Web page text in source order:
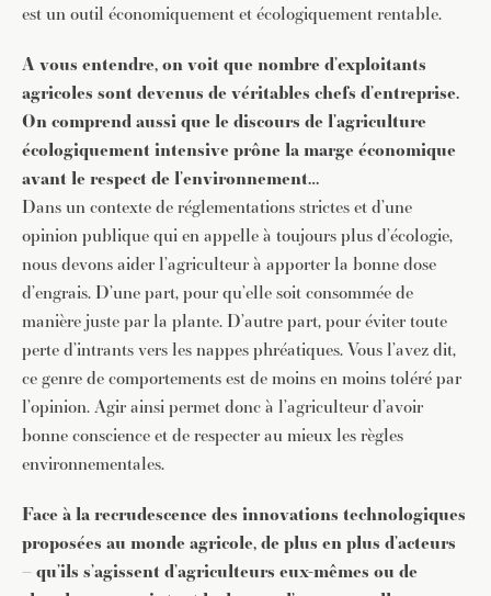
est un outil économiquement et écologiquement rentable.
A vous entendre, on voit que nombre d’exploitants
agricoles sont devenus de véritables chefs d’entreprise.
On comprend aussi que le discours de l’agriculture
écologiquement intensive prône la marge économique
avant le respect de l’environnement…
Dans un contexte de réglementations strictes et d’une
opinion publique qui en appelle à toujours plus d’écologie,
nous devons aider l’agriculteur à apporter la bonne dose
d’engrais. D’une part, pour qu’elle soit consommée de
manière juste par la plante. D’autre part, pour éviter toute
perte d’intrants vers les nappes phréatiques. Vous l’avez dit,
ce genre de comportements est de moins en moins toléré par
l’opinion. Agir ainsi permet donc à l’agriculteur d’avoir
bonne conscience et de respecter au mieux les règles
environnementales.
Face à la recrudescence des innovations technologiques
proposées au monde agricole, de plus en plus d’acteurs
– qu’ils s’agissent d’agriculteurs eux-mêmes ou de